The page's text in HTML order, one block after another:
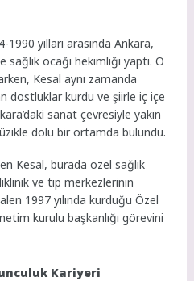
yılları arasında Ankara,
ocağı hekimliği yaptı. O
Kesal aynı zamanda
dostluklar kurdu ve şiirle iç içe
sanat çevresiyle yakın
dolu bir ortamda bulundu.
Kesal, burada özel sağlık
ve tıp merkezlerinin
1997 yılında kurduğu Özel
kurulu başkanlığı görevini
Kariyeri